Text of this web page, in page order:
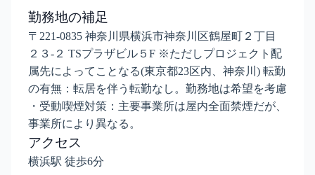
勤務地の補足
〒221-0835 神奈川県横浜市神奈川区鶴屋町２丁目
２３-２ TSプラザビル５F ※ただしプロジェクト配
属先によってことなる(東京都23区内、神奈川) 転勤
の有無：転居を伴う転勤なし。勤務地は希望を考慮
・受動喫煙対策：主要事業所は屋内全面禁煙だが、
事業所により異なる。
アクセス
横浜駅 徒歩6分